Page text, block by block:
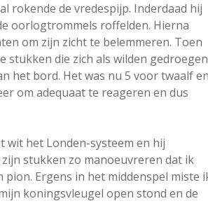
rokende de vredespijp. Inderdaad hij
oorlogtrommels roffelden. Hierna
om zijn zicht te belemmeren. Toen
die zich als wilden gedroegen
het bord. Het was nu 5 voor twaalf en
om adequaat te reageren en dus
wit het Londen-systeem en hij
stukken zo manoeuvreren dat ik
Ergens in het middenspel miste
koningsvleugel open stond en de